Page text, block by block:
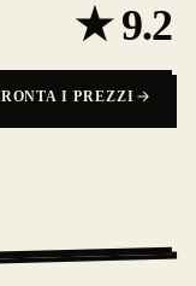
★9.2
I PREZZI